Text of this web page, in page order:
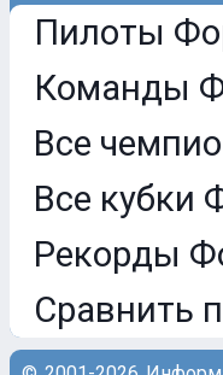
Пилоты
Команды
Все
Все кубки
Рекорды
Сравнить